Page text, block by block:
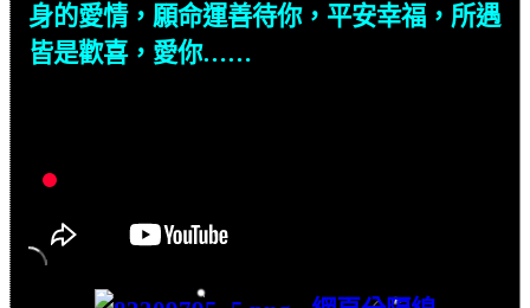
身的愛情，願命運善待你，平安幸福，所遇
皆是歡喜，愛你……